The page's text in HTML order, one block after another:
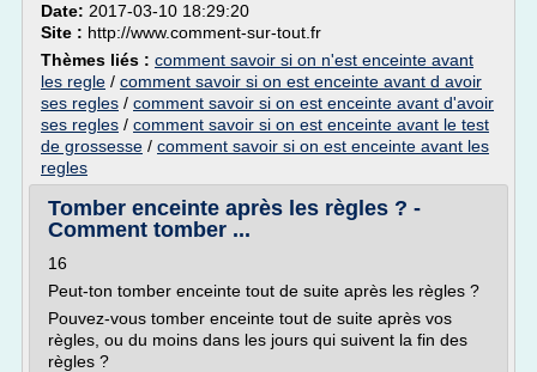
Date: 2017-03-10 18:29:20
Site : http://www.comment-sur-tout.fr
Thèmes liés : comment savoir si on n'est enceinte avant
les regle / comment savoir si on est enceinte avant d avoir
ses regles / comment savoir si on est enceinte avant d'avoir
ses regles / comment savoir si on est enceinte avant le test
de grossesse / comment savoir si on est enceinte avant les
regles
Tomber enceinte après les règles ? -
Comment tomber ...
16
Peut-ton tomber enceinte tout de suite après les règles ?
Pouvez-vous tomber enceinte tout de suite après vos
règles, ou du moins dans les jours qui suivent la fin des
règles ?